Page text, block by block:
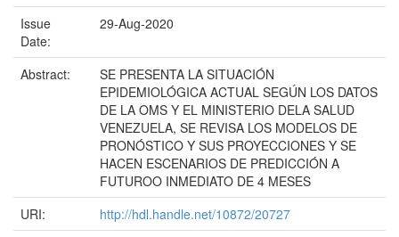
Issue
Date:
29-Aug-2020
Abstract:
SE PRESENTA LA SITUACIÓN
EPIDEMIOLÓGICA ACTUAL SEGÚN LOS DATOS
DE LA OMS Y EL MINISTERIO DELA SALUD
VENEZUELA, SE REVISA LOS MODELOS DE
PRONÓSTICO Y SUS PROYECCIONES Y SE
HACEN ESCENARIOS DE PREDICCIÓN A
FUTUROO INMEDIATO DE 4 MESES
URI:
http://hdl.handle.net/10872/20727